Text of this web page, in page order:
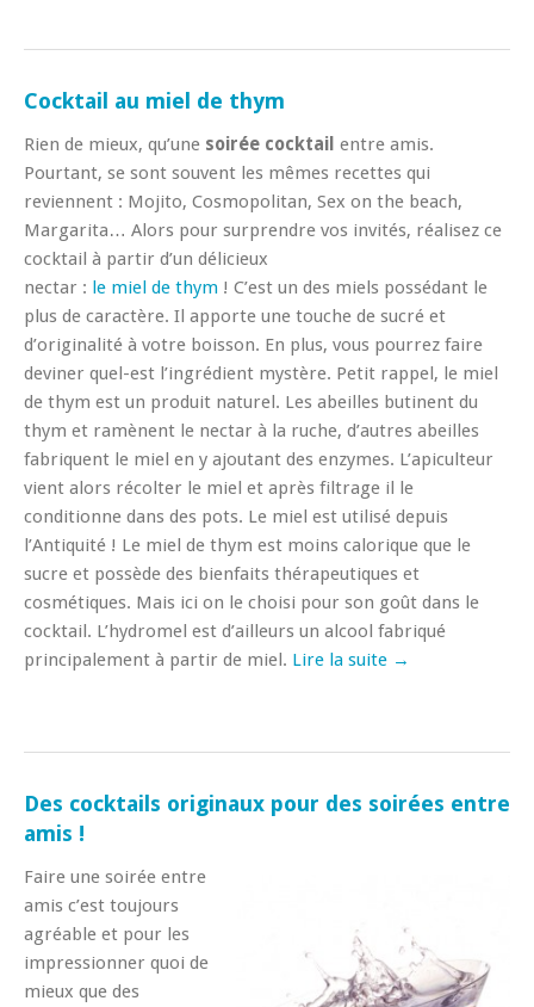
Cocktail au miel de thym
Rien de mieux, qu’une soirée cocktail entre amis.
Pourtant, se sont souvent les mêmes recettes qui
reviennent : Mojito, Cosmopolitan, Sex on the beach,
Margarita… Alors pour surprendre vos invités, réalisez ce
cocktail à partir d’un délicieux
nectar : le miel de thym ! C’est un des miels possédant le
plus de caractère. Il apporte une touche de sucré et
d’originalité à votre boisson. En plus, vous pourrez faire
deviner quel-est l’ingrédient mystère. Petit rappel, le miel
de thym est un produit naturel. Les abeilles butinent du
thym et ramènent le nectar à la ruche, d’autres abeilles
fabriquent le miel en y ajoutant des enzymes. L’apiculteur
vient alors récolter le miel et après filtrage il le
conditionne dans des pots. Le miel est utilisé depuis
l’Antiquité ! Le miel de thym est moins calorique que le
sucre et possède des bienfaits thérapeutiques et
cosmétiques. Mais ici on le choisi pour son goût dans le
cocktail. L’hydromel est d’ailleurs un alcool fabriqué
principalement à partir de miel. Lire la suite →
Des cocktails originaux pour des soirées entre
amis !
Faire une soirée entre
amis c’est toujours
agréable et pour les
impressionner quoi de
mieux que des